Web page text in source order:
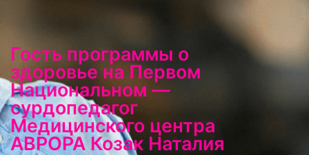
Гость программы о
здоровье на Первом
Национальном —
сурдопедагог
Медицинского центра
АВРОРА Козак Наталия